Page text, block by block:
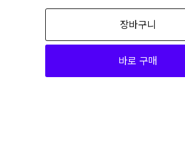
장바구니
바로 구매